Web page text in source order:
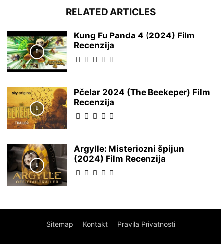
RELATED ARTICLES
Kung Fu Panda 4 (2024) Film
Recenzija
Pčelar 2024 (The Beekeper) Film
Recenzija
Argylle: Misteriozni špijun
(2024) Film Recenzija
Sitemap Kontakt Pravila Privatnosti